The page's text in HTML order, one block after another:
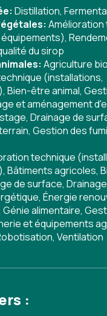
Distillation,
,
du sirop
Agriculture
(installations,
, Bien-être animal,
et aménagement
, Drainage de
, Gestion des
technique
, Bâtiments agricoles,
de surface,
, Énergie
Génie alimentaire,
et équipements
, Ventilation
: